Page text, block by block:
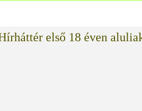
első 18 éven